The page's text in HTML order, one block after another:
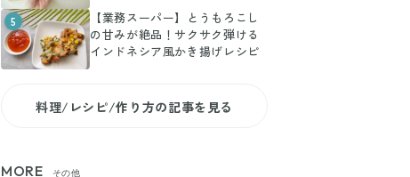
5
【業務スーパー】とうもろこし
の甘みが絶品！サクサク弾ける
インドネシア風かき揚げレシピ
料理/レシピ/作り方の記事を見る
MORE その他